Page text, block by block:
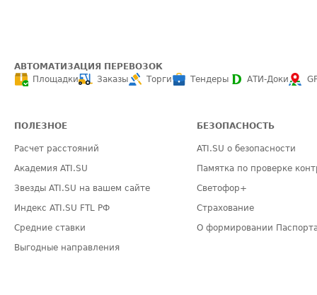
АВТОМАТИЗАЦИЯ ПЕРЕВОЗОК
Площадки
Заказы Торги Тендеры АТИ-Доки
ПОЛЕЗНОЕ
Расчет расстояний
Академия ATI.SU
Звезды ATI.SU на вашем сайте
Индекс ATI.SU FTL РФ
Средние ставки
Выгодные направления
БЕЗОПАСНОСТЬ
ATI.SU о безопасности
Памятка по проверке
Светофор+
Страхование
О формировании